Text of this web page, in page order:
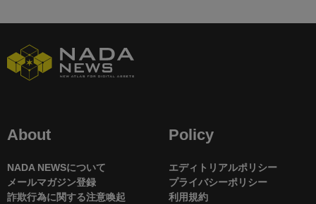
About
NADA NEWSについて
メールマガジン登録
詐欺行為に関する注意喚起
Policy
エディトリアルポリシー
プライバシーポリシー
利用規約